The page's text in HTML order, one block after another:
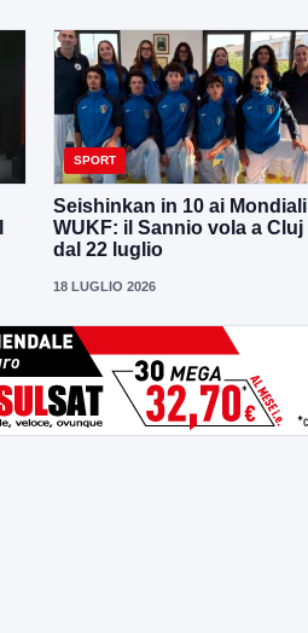
SPORT
Seishinkan in 10 ai Mondiali
WUKF: il Sannio vola a Cluj
dal 22 luglio
18 LUGLIO 2026